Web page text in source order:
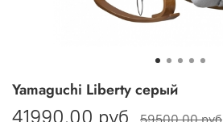
Yamaguchi Liberty серый
41990.00 руб